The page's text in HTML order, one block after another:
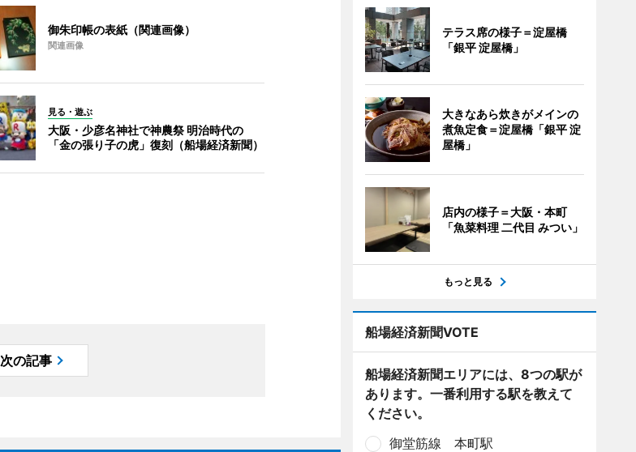
御朱印帳の表紙（関連画像）
関連画像
見る・遊ぶ
大阪・少彦名神社で神農祭 明治時代の
「金の張り子の虎」復刻（船場経済新聞）
次の記事
テラス席の様子＝淀屋橋
「銀平 淀屋橋」
大きなあら炊きがメインの
煮魚定食＝淀屋橋「銀平 淀
屋橋」
店内の様子＝大阪・本町
「魚菜料理 二代目 みつい」
もっと見る
船場経済新聞VOTE
船場経済新聞エリアには、8つの駅が
あります。一番利用する駅を教えて
ください。
御堂筋線 本町駅